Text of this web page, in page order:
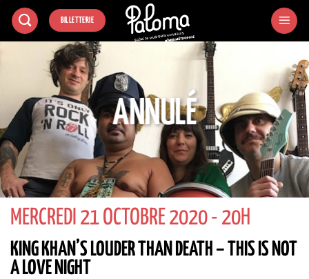
Passer
BILLETTERIE
ANNULÉ
MERCREDI 21 OCTOBRE 2020 - 20H
KING KHAN’S LOUDER THAN DEATH – THIS IS NOT
A LOVE NIGHT